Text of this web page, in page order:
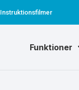
Instruktionsfilmer
Funktioner